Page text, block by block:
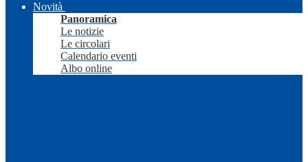
Novità
Panoramica
Le notizie
Le circolari
Calendario eventi
Albo online